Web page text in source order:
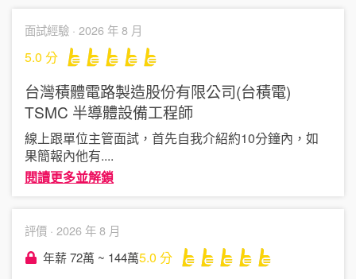
面試經驗 · 2026 年 8 月
5.0 分
台灣積體電路製造股份有限公司(台積電)
TSMC 半導體設備工程師
線上跟單位主管面試，首先自我介紹約10分鐘內，如
果簡報內他有....
閱讀更多並解鎖
評價 · 2026 年 8 月
年薪 72萬 ~ 144萬5.0 分